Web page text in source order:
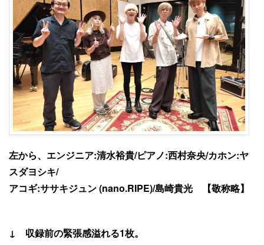
左から、エンジニア:清水裕貴/ピアノ:西村奈央/カホン:ヤ
スダヨシキ/
アコギ:ササキジュン (nano.RIPE)/島崎貴光 【敬称略】
↓ 収録前の緊張感溢れる1枚。